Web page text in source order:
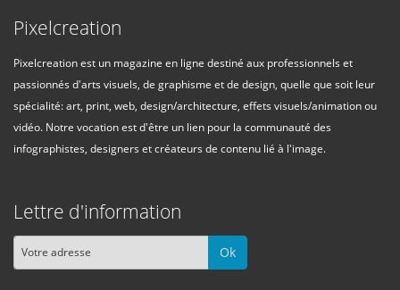
Pixelcreation
Pixelcreation est un magazine en ligne destiné aux professionnels et
passionnés d'arts visuels, de graphisme et de design, quelle que soit leur
spécialité: art, print, web, design/architecture, effets visuels/animation ou
vidéo. Notre vocation est d'être un lien pour la communauté des
infographistes, designers et créateurs de contenu lié à l'image.
Lettre d'information
Ok